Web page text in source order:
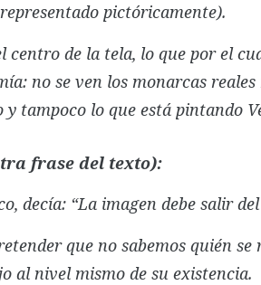
pictóricamente).
centro de la tela, lo que por el
no se ven los monarcas
tampoco lo que está pintando
frase del texto):
decía: “La imagen debe salir
que no sabemos quién
al nivel mismo de su existencia.